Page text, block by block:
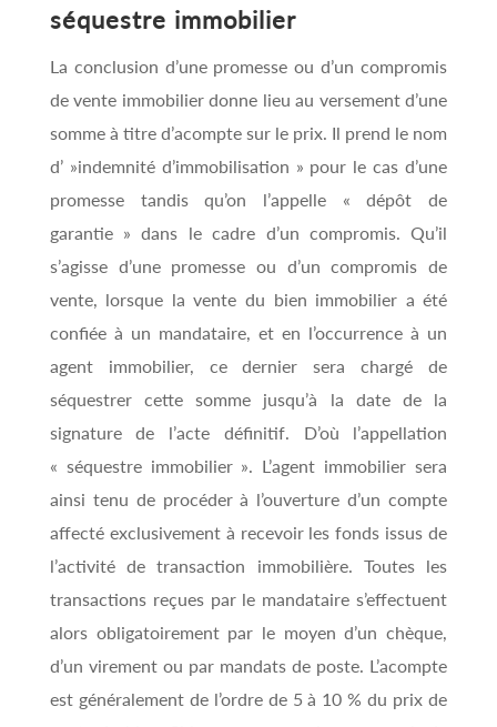
séquestre immobilier
La conclusion d’une promesse ou d’un compromis
de vente immobilier donne lieu au versement d’une
somme à titre d’acompte sur le prix. Il prend le nom
d’ »indemnité d’immobilisation » pour le cas d’une
promesse tandis qu’on l’appelle « dépôt de
garantie » dans le cadre d’un compromis. Qu’il
s’agisse d’une promesse ou d’un compromis de
vente, lorsque la vente du bien immobilier a été
confiée à un mandataire, et en l’occurrence à un
agent immobilier, ce dernier sera chargé de
séquestrer cette somme jusqu’à la date de la
signature de l’acte définitif. D’où l’appellation
« séquestre immobilier ». L’agent immobilier sera
ainsi tenu de procéder à l’ouverture d’un compte
affecté exclusivement à recevoir les fonds issus de
l’activité de transaction immobilière. Toutes les
transactions reçues par le mandataire s’effectuent
alors obligatoirement par le moyen d’un chèque,
d’un virement ou par mandats de poste. L’acompte
est généralement de l’ordre de 5 à 10 % du prix de